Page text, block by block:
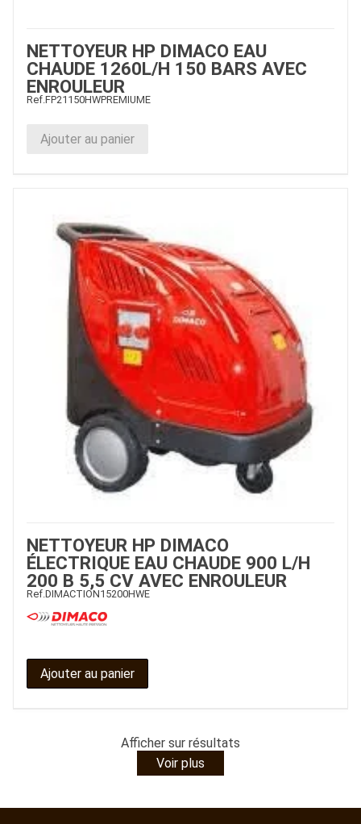
NETTOYEUR HP DIMACO EAU
CHAUDE 1260L/H 150 BARS AVEC
ENROULEUR
Ref. FP21150HWPREMIUME
Ajouter au panier
NETTOYEUR HP DIMACO
ÉLECTRIQUE EAU CHAUDE 900 L/H
200 B 5,5 CV AVEC ENROULEUR
Ref. DIMACTION15200HWE
Ajouter au panier
Afficher sur résultats
Voir plus